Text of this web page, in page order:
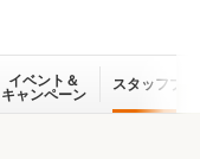
イベント＆
キャンペーン
スタッフブ